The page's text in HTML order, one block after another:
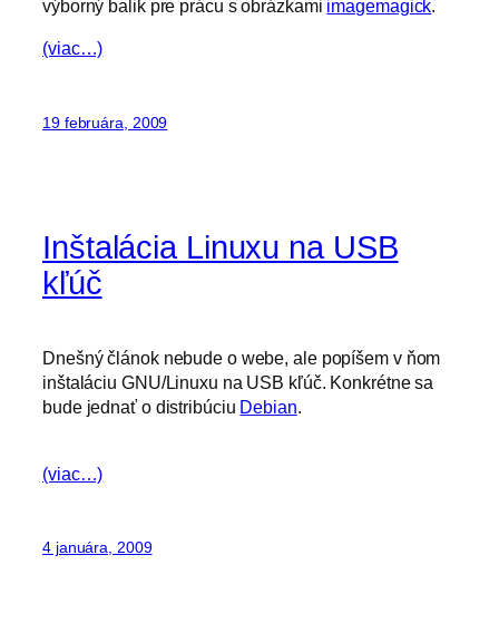
výborný balik pre prácu s obrázkami imagemagick.
(viac…)
19 februára, 2009
Inštalácia Linuxu na USB
kľúč
Dnešný článok nebude o webe, ale popíšem v ňom
inštaláciu GNU/Linuxu na USB kľúč. Konkrétne sa
bude jednať o distribúciu Debian.
(viac…)
4 januára, 2009